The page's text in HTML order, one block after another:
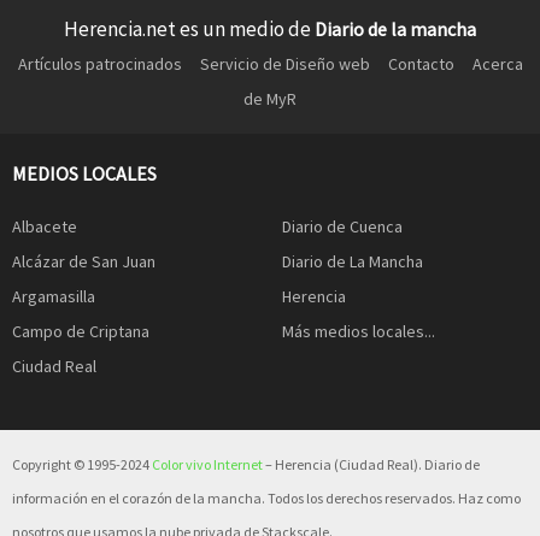
Herencia.net es un medio de Diario de la mancha
Artículos patrocinados Servicio de Diseño web Contacto
Acerca
de MyR
MEDIOS LOCALES
Albacete
Alcázar de San Juan
Argamasilla
Campo de Criptana
Ciudad Real
Diario de Cuenca
Diario de La Mancha
Herencia
Más medios locales...
Copyright © 1995-2024 Color vivo Internet– Herencia (Ciudad Real). Diario de
información en el corazón de la mancha. Todos los derechos reservados. Haz como
nosotros que usamos la nube privada de Stackscale.